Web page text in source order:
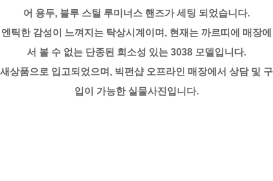
어 용두, 블루 스틸 루미너스 핸즈가 세팅 되었습니다.
엔틱한 감성이 느껴지는 탁상시계이며, 현재는 까르띠에 매장에
서 볼 수 없는 단종된 희소성 있는 3038 모델입니다.
새상품으로 입고되었으며, 빅펀샵 오프라인 매장에서 상담 및 구
입이 가능한 실물사진입니다.